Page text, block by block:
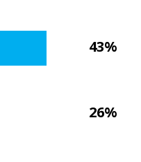
43%
26%